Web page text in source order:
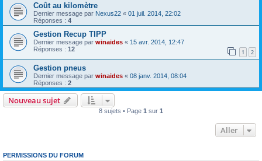
Coût au kilomètre
Dernier message par Nexus22 « 01 juil. 2014, 22:02
Réponses : 4
Gestion Recup TIPP
Dernier message par winaides « 15 avr. 2014, 12:47
Réponses : 12 1 2
Gestion pneus
Dernier message par winaides « 08 janv. 2014, 08:04
Réponses : 2
Nouveau sujet
8 sujets • Page 1 sur 1
Aller
PERMISSIONS DU FORUM